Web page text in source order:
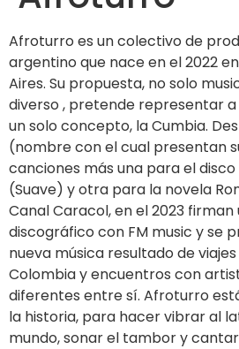
Afroturro es un colectivo de
argentino que nace en el 2022
Aires. Su propuesta, no solo
diverso , pretende representar
un solo concepto, la Cumbia.
(nombre con el cual presentan
canciones más una para el
(Suave) y otra para la novela
Canal Caracol, en el 2023 firman
discográfico con FM music y se
nueva música resultado de
Colombia y encuentros con
diferentes entre sí. Afroturro
la historia, para hacer vibrar al
mundo, sonar el tambor y